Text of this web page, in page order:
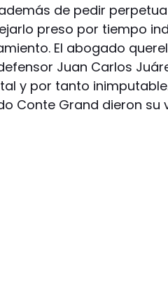
de pedir
preso por tiempo
El abogado
Juan Carlos
y por tanto
Conte Grand dieron su